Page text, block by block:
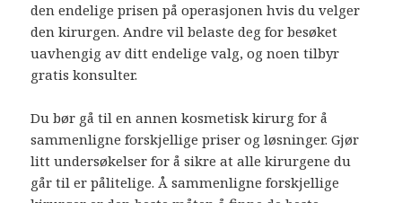
den endelige prisen på operasjonen hvis du velger
den kirurgen. Andre vil belaste deg for besøket
uavhengig av ditt endelige valg, og noen tilbyr
gratis konsulter.
Du bør gå til en annen kosmetisk kirurg for å
sammenligne forskjellige priser og løsninger. Gjør
litt undersøkelser for å sikre at alle kirurgene du
går til er pålitelige. Å sammenligne forskjellige